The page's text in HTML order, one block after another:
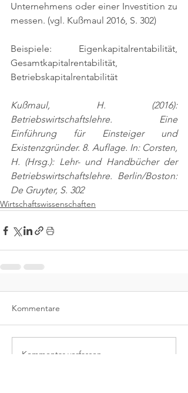
Unternehmens oder einer Investition zu
messen. (vgl. Kußmaul 2016, S. 302)
Beispiele: Eigenkapitalrentabilität,
Gesamtkapitalrentabilität,
Betriebskapitalrentabilität
Kußmaul, H. (2016):
Betriebswirtschaftslehre. Eine
Einführung für Einsteiger und
Existenzgründer. 8. Auflage. In: Corsten,
H. (Hrsg.): Lehr- und Handbücher der
Betriebswirtschaftslehre. Berlin/Boston:
De Gruyter, S. 302
Wirtschaftswissenschaften
Kommentare
Kommentar verfassen...